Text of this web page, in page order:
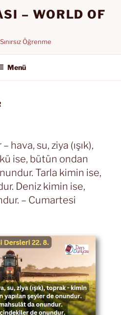
– WORLD OF
Öğrenme
Menü
hava, su, ziya (ışık),
ise, bütün ondan
Tarla kimin ise,
Deniz kimin ise,
– Cumartesi